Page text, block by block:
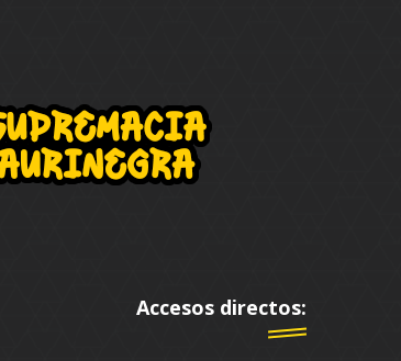
Accesos directos: